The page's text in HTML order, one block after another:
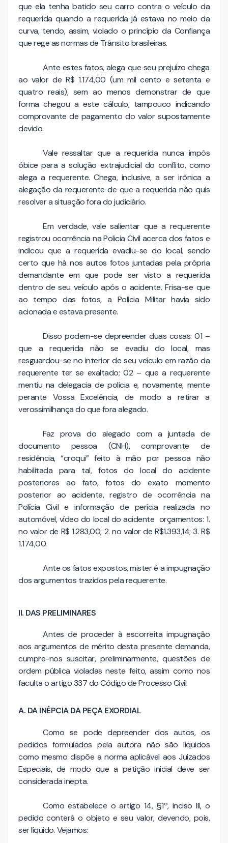
que ela tenha batido seu carro contra o veículo da
requerida quando a requerida já estava no meio da
curva, tendo, assim, violado o princípio da Confiança
que rege as normas de Trânsito brasileiras.
Ante estes fatos, alega que seu prejuízo chega
ao valor de R$ 1.174,00 (um mil cento e setenta e
quatro reais), sem ao menos demonstrar de que
forma chegou a este cálculo, tampouco indicando
comprovante de pagamento do valor supostamente
devido.
Vale ressaltar que a requerida nunca impôs
óbice para a solução extrajudicial do conflito, como
alega a requerente. Chega, inclusive, a ser irônica a
alegação da requerente de que a requerida não quis
resolver a situação fora do judiciário.
Em verdade, vale salientar que a requerente
registrou ocorrência na Policia Civil acerca dos fatos e
indicou que a requerida evadiu-se do local, sendo
certo que há nos autos fotos juntadas pela própria
demandante em que pode ser visto a requerida
dentro de seu veículo após o acidente. Frisa-se que
ao tempo das fotos, a Policia Militar havia sido
acionada e estava presente.
Disso podem-se depreender duas cosas: 01 –
que a requerida não se evadiu do local, mas
resguardou-se no interior de seu veículo em razão da
requerente ter se exaltado; 02 – que a requerente
mentiu na delegacia de policia e, novamente, mente
perante Vossa Excelência, de modo a retirar a
verossimilhança do que fora alegado.
Faz prova do alegado com a juntada de
documento pessoa (CNH), comprovante de
residência, “croqui” feito à mão por pessoa não
habilitada para tal, fotos do local do acidente
posteriores ao fato, fotos do exato momento
posterior ao acidente, registro de ocorrência na
Polícia Civil e informação de perícia realizada no
automóvel, vídeo do local do acidente orçamentos: 1.
no valor de R$ 1.283,00; 2. no valor de R$1.393,14; 3. R$
1.174,00.
Ante os fatos expostos, mister é a impugnação
dos argumentos trazidos pela requerente.
II. DAS PRELIMINARES
Antes de proceder à escorreita impugnação
aos argumentos de mérito desta presente demanda,
cumpre-nos suscitar, preliminarmente, questões de
ordem pública violadas neste feito, assim como nos
faculta o artigo 337 do Código de Processo Civil.
A. DA INÉPCIA DA PEÇA EXORDIAL
Como se pode depreender dos autos, os
pedidos formulados pela autora não são líquidos
como mesmo dispõe a norma aplicável aos Juizados
Especiais, de modo que a petição inicial deve ser
considerada inepta.
Como estabelece o artigo 14, §1º, inciso III, o
pedido conterá o objeto e seu valor, devendo, pois,
ser líquido. Vejamos: